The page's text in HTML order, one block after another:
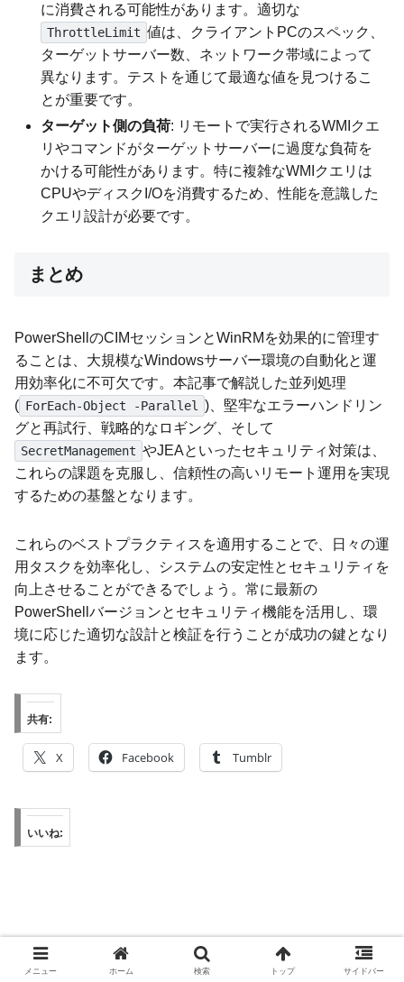
に消費される可能性があります。適切な
ThrottleLimit 値は、クライアントPCのスペック、
ターゲットサーバー数、ネットワーク帯域によって
異なります。テストを通じて最適な値を見つけるこ
とが重要です。
ターゲット側の負荷: リモートで実行されるWMIクエ
リやコマンドがターゲットサーバーに過度な負荷を
かける可能性があります。特に複雑なWMIクエリは
CPUやディスクI/Oを消費するため、性能を意識した
クエリ設計が必要です。
まとめ
PowerShellのCIMセッションとWinRMを効果的に管理す
ることは、大規模なWindowsサーバー環境の自動化と運
用効率化に不可欠です。本記事で解説した並列処理
( ForEach-Object -Parallel
)、堅牢なエラーハンドリン
グと再試行、戦略的なロギング、そして
SecretManagement やJEAといったセキュリティ対策は、
これらの課題を克服し、信頼性の高いリモート運用を実現
するための基盤となります。
これらのベストプラクティスを適用することで、日々の運
用タスクを効率化し、システムの安定性とセキュリティを
向上させることができるでしょう。常に最新の
PowerShellバージョンとセキュリティ機能を活用し、環
境に応じた適切な設計と検証を行うことが成功の鍵となり
ます。
共有:
X Facebook Tumblr
いいね:
PowerShell CIMセッションリ
モート管理の高度な活用術
PowerShell CIMセッションに
よる堅牢なリモート管理
メニュー ホーム 検索 トップ サイドバー